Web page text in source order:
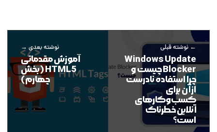
نوشته قبلی
Windows Update
Blocker چیست و
چرا استفاده نادرست
از آن برای
کسب‌وکارهای
آنلاین خطرناک
است؟
نوشته بعدی
آموزش مقدماتی
HTML5 (بخش
چهارم)